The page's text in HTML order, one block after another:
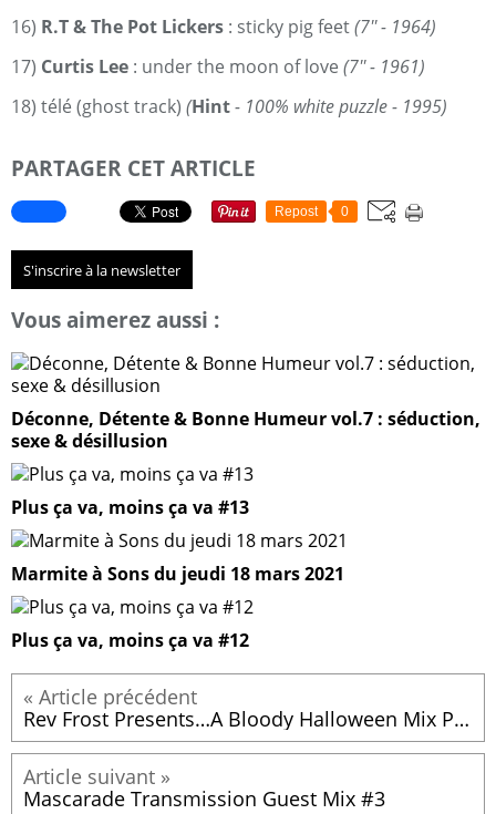
16) R.T & The Pot Lickers : sticky pig feet(7'' - 1964)
17) Curtis Lee : under the moon of love (7'' - 1961)
18) télé (ghost track) (Hint- 100% white puzzle - 1995)
PARTAGER CET ARTICLE
Repost 0
S'inscrire à la newsletter
Vous aimerez aussi :
Déconne, Détente & Bonne Humeur vol.7 : séduction,
sexe & désillusion
Plus ça va, moins ça va #13
Marmite à Sons du jeudi 18 mars 2021
Plus ça va, moins ça va #12
Rev Frost Presents…A Bloody Halloween Mix Part 3!
Mascarade Transmission Guest Mix #3